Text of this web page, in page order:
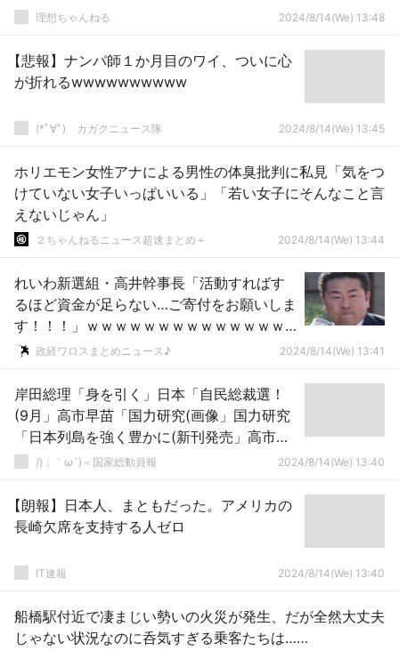
理想ちゃんねる 2024/8/14(We) 13:48
【悲報】ナンパ師１か月目のワイ、ついに心
が折れるwwwwwwwwww
(*ﾟ∀ﾟ)ゞカガクニュース隊 2024/8/14(We) 13:45
ホリエモン女性アナによる男性の体臭批判に私見「気をつ
けていない女子いっぱいいる」「若い女子にそんなこと言
えないじゃん」
２ちゃんねるニュース超速まとめ＋ 2024/8/14(We) 13:44
れいわ新選組・高井幹事長「活動すればす
るほど資金が足らない…ご寄付をお願いしま
す！！！」ｗｗｗｗｗｗｗｗｗｗｗｗｗｗ
ｗｗｗｗｗ
政経ワロスまとめニュース♪ 2024/8/14(We) 13:41
岸田総理「身を引く」日本「自民総裁選！
(9月」高市早苗「国力研究(画像」国力研究
「日本列島を強く豊かに(新刊発売」高市早
苗「憲法改正を必ず成し遂げる(重要」→
/)；｀ω´)＜国家総動員報 2024/8/14(We) 13:40
【朗報】日本人、まともだった。アメリカの
長崎欠席を支持する人ゼロ
IT速報 2024/8/14(We) 13:40
船橋駅付近で凄まじい勢いの火災が発生、だが全然大丈夫
じゃない状況なのに呑気すぎる乗客たちは……